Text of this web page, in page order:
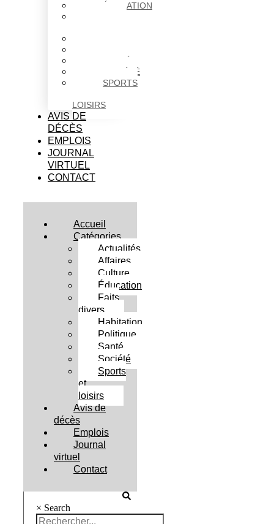
ÉDUCATION
SOCIÉTÉ
SPORTS
LOISIRS
AVIS DE
DÉCÈS
EMPLOIS
JOURNAL
VIRTUEL
CONTACT
Accueil
Catégories
Actualités
Affaires
Culture
Éducation
Faits
divers
Habitation
Politique
Santé
Société
Sports
et
loisirs
Avis de
décès
Emplois
Journal
virtuel
Contact
× Search